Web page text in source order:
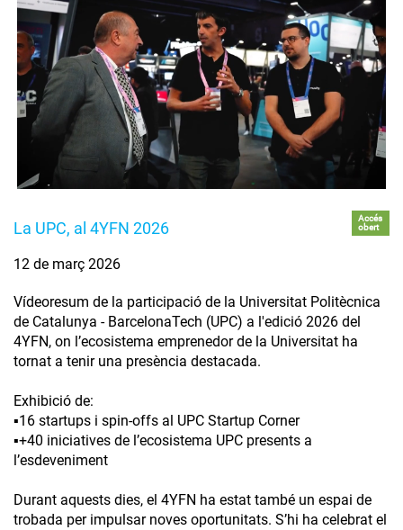
La UPC, al 4YFN 2026
Accés
obert
12 de març 2026
Vídeoresum de la participació de la Universitat Politècnica
de Catalunya - BarcelonaTech (UPC) a l'edició 2026 del
4YFN, on l’ecosistema emprenedor de la Universitat ha
tornat a tenir una presència destacada.
Exhibició de:
▪️16 startups i spin-offs al UPC Startup Corner
▪️+40 iniciatives de l’ecosistema UPC presents a
l’esdeveniment
Durant aquests dies, el 4YFN ha estat també un espai de
trobada per impulsar noves oportunitats. S’hi ha celebrat el